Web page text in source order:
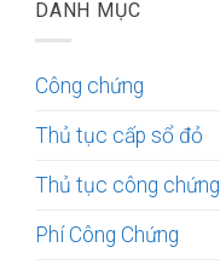
DANH MỤC
Công chứng
Thủ tục cấp sổ đỏ
Thủ tục công chứng
Phí Công Chứng